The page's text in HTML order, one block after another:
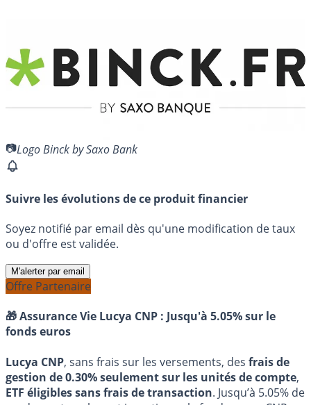
Logo Binck by Saxo Bank
Suivre les évolutions de ce produit financier
Soyez notifié par email dès qu'une modification de taux
ou d'offre est validée.
M'alerter par email
Offre Partenaire
🎁 Assurance Vie Lucya CNP : Jusqu'à 5.05% sur le
fonds euros
Lucya CNP, sans frais sur les versements, des frais de
gestion de 0.30% seulement sur les unités de compte,
ETF éligibles sans frais de transaction. Jusqu’à 5.05% de